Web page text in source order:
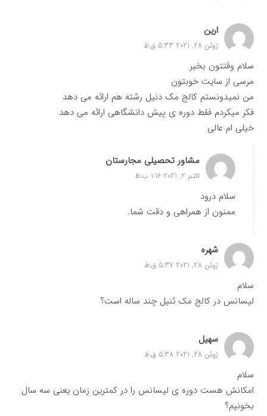
ارین
ژوئن 28, 2021 5:33 ق.ظ
سلام وقتتون بخیر
مرسی از سایت خوبتون
من نمیدونستم کالج مک دنیل رشته هم ارائه می دهد
فکر میکردم فقط دوره ی پیش دانشگاهی ارائه می دهد
خیلی ام عالی
مشاور تحصیلی مجارستان
اکتبر 2, 2021 1:16 ب.ظ
سلام درود
ممنون از همراهی و دقت شما.
شهره
ژوئن 28, 2021 5:37 ق.ظ
سلام
لیسانس در کالج مک ئنیل چند ساله است؟
سهیل
ژوئن 28, 2021 5:38 ق.ظ
سلام
امکانش هست دوره ی لیسانس را در کمترین زمان یعنی سه سال
بخونیم؟